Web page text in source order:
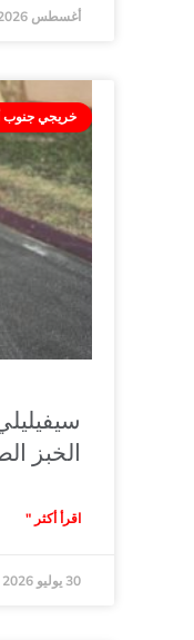
أغسطس 4,2026
خريجي جنوب
الخبز
اقرأ أكثر "
30 يوليو 2026